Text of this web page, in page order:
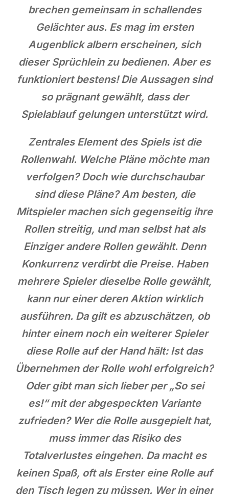
brechen gemeinsam in schallendes
Gelächter aus. Es mag im ersten
Augenblick albern erscheinen, sich
dieser Sprüchlein zu bedienen. Aber es
funktioniert bestens! Die Aussagen sind
so prägnant gewählt, dass der
Spielablauf gelungen unterstützt wird.
Zentrales Element des Spiels ist die
Rollenwahl. Welche Pläne möchte man
verfolgen? Doch wie durchschaubar
sind diese Pläne? Am besten, die
Mitspieler machen sich gegenseitig ihre
Rollen streitig, und man selbst hat als
Einziger andere Rollen gewählt. Denn
Konkurrenz verdirbt die Preise. Haben
mehrere Spieler dieselbe Rolle gewählt,
kann nur einer deren Aktion wirklich
ausführen. Da gilt es abzuschätzen, ob
hinter einem noch ein weiterer Spieler
diese Rolle auf der Hand hält: Ist das
Übernehmen der Rolle wohl erfolgreich?
Oder gibt man sich lieber per „So sei
es!“ mit der abgespeckten Variante
zufrieden? Wer die Rolle ausgepielt hat,
muss immer das Risiko des
Totalverlustes eingehen. Da macht es
keinen Spaß, oft als Erster eine Rolle auf
den Tisch legen zu müssen. Wer in einer